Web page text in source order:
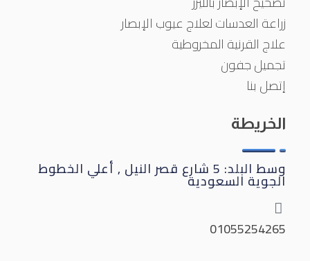
زراعة العدسات لعلاج عيوب الإبصار
علاج القرنية المخروطية
تجميل جفون
إتصل بنا
الخريطة
وسط البلد: 5 شارع قصر النيل , أعلي الخطوط
الجوية السعودية
01055254265